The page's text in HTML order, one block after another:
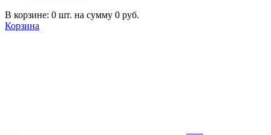
В корзине: 0 шт. на сумму 0 руб.
Корзина